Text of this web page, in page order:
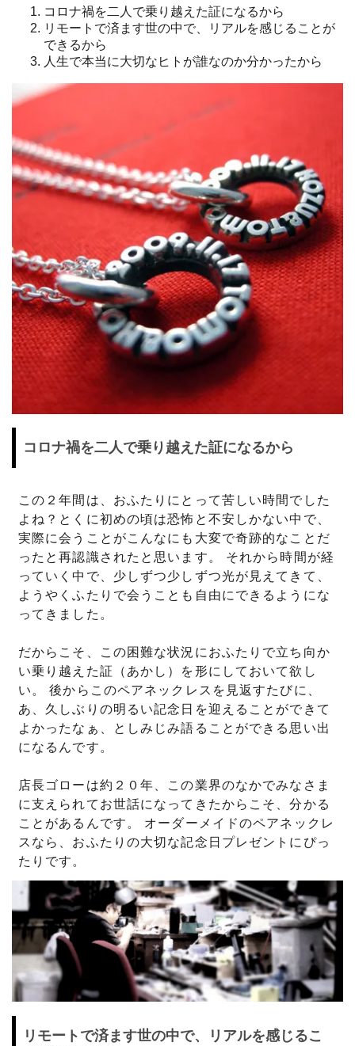
コロナ禍を二人で乗り越えた証になるから
リモートで済ます世の中で、リアルを感じることが
できるから
人生で本当に大切なヒトが誰なのか分かったから
コロナ禍を二人で乗り越えた証になるから
この２年間は、おふたりにとって苦しい時間でした
よね？とくに初めの頃は恐怖と不安しかない中で、
実際に会うことがこんなにも大変で奇跡的なことだ
ったと再認識されたと思います。 それから時間が経
っていく中で、少しずつ少しずつ光が見えてきて、
ようやくふたりで会うことも自由にできるようにな
ってきました。
だからこそ、この困難な状況におふたりで立ち向か
い乗り越えた証（あかし）を形にしておいて欲し
い。 後からこのペアネックレスを見返すたびに、
あ、久しぶりの明るい記念日を迎えることができて
よかったなぁ、としみじみ語ることができる思い出
になるんです。
店長ゴローは約２０年、この業界のなかでみなさま
に支えられてお世話になってきたからこそ、分かる
ことがあるんです。 オーダーメイドのペアネックレ
スなら、おふたりの大切な記念日プレゼントにぴっ
たりです。
リモートで済ます世の中で、リアルを感じるこ